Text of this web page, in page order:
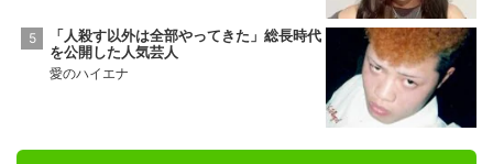
「人殺す以外は全部やってきた」総長時代
を公開した人気芸人
愛のハイエナ